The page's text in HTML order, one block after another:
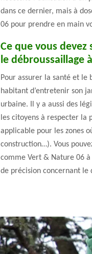
dans ce dernier, mais à
06 pour prendre en main
Ce que vous
le débroussaillage
Pour assurer la santé et
habitant d’entretenir son
urbaine. Il y a aussi des
les citoyens à respecter
applicable pour les zones
construction…). Vous
comme Vert & Nature 06
de précision concernant le